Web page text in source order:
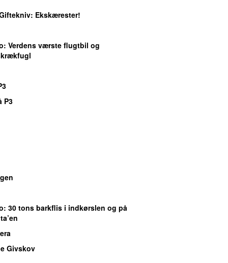
: Ekskærester!
: Verdens værste flugtbil og
P3
: 30 tons barkflis i indkørslen og på
Givskov